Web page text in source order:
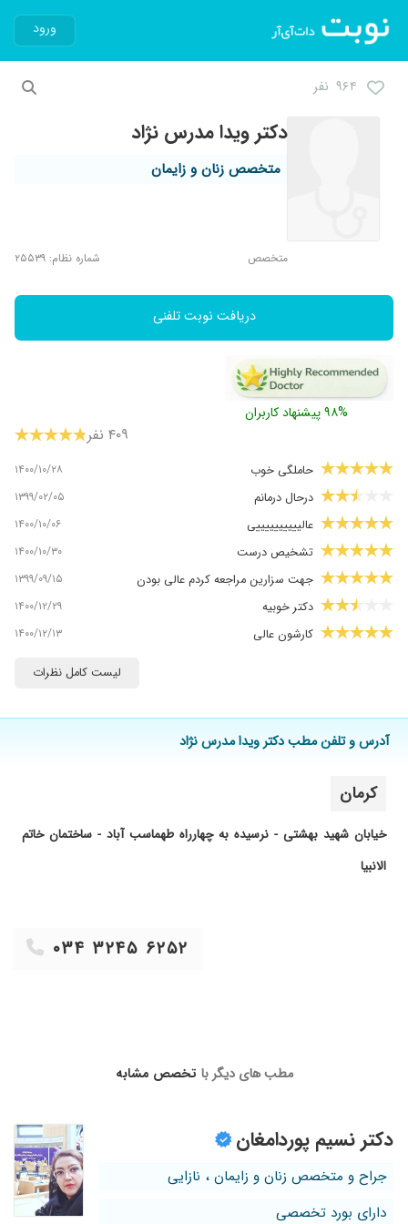
ورود
۹۶۴ نفر
دکتر ویدا مدرس نژاد
متخصص زنان و زایمان
متخصص شماره نظام: ۲۵۵۳۹
دریافت نوبت تلفنی
۹۸% پیشنهاد کاربران
۴۰۹ نفر
حاملگی خوب ۱۴۰۰/۱۰/۲۸
درحال درمانم ۱۳۹۹/۰۲/۰۵
عالییییییییییی ۱۴۰۰/۱۰/۰۶
تشخیص درست ۱۴۰۰/۱۰/۳۰
جهت سزارین مراجعه کردم عالی بودن ۱۳۹۹/۰۹/۱۵
دکتر خوبیه ۱۴۰۰/۱۲/۲۹
کارشون عالی ۱۴۰۰/۱۲/۱۳
عفونت..خوب شدم ۱۳۹۸/۰۷/۱۱
عالی بودن
در حال درمان، برخورد عالی بود ۱۳۹۹/۱۱/۲۸
۱۳۹۹/۱۱/۰۷
بسیار عالی
چند سال تحت نظر متخصصان در زاهدان مراجعه
داشتم جهت بارداری و نتیجه ای نگرفتم با یک بار
ویزیت توسط خانم دکتر مدرس ویزیت شدم الان
۱۴۰۰/۰۱/۲۴
لیست کامل نظرات
آدرس و تلفن مطب دکتر ویدا مدرس نژاد
کرمان
خیابان شهید بهشتی - نرسیده به چهارراه طهماسب آباد - ساختمان خاتم
الانبیا
۰۳۴ ۳۲۴۵ ۶۲۵۲
مطب های دیگر با تخصص مشابه
دکتر نسیم پوردامغان
جراح و متخصص زنان و زایمان ، نازایی
دارای بورد تخصصی